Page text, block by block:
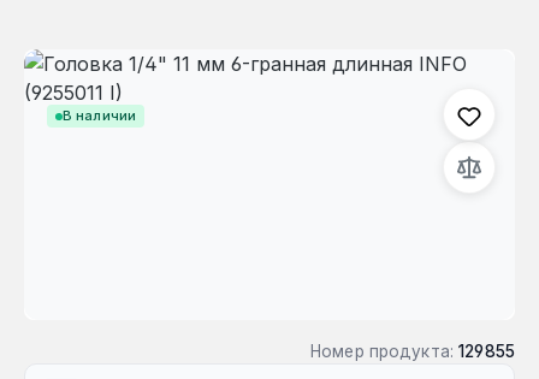
В наличии
Пропустить галерею изображений
Номер продукта: 129855